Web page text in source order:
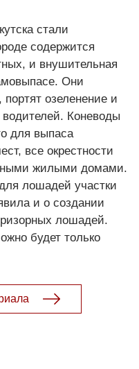
стали
содержится
и внушительная
Они
озеленение и
Коневоды
для выпаса
все окрестности
жилыми домами.
лошадей участки
и о создании
лошадей.
будет только